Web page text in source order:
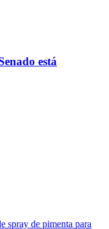
está
spray de pimenta para